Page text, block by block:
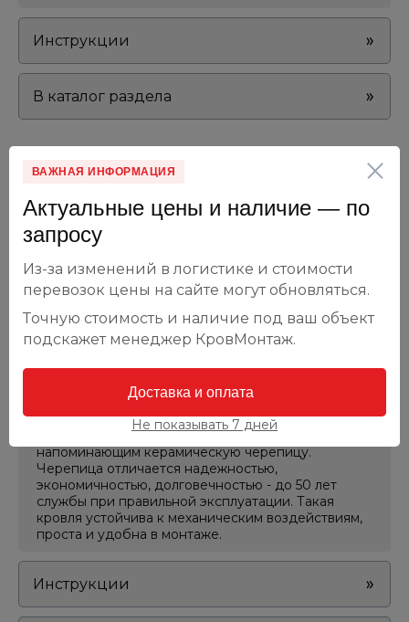
Инструкции
В каталог раздела
Композитная черепица
Композитная кровля подходит для зданий и
средиземноморских домов, для классической и
современной архитектуры. Благодаря
материалам, композитную черепицу нередко
называют «металлочерепица с каменной
крошкой». Кроме потрясающих показателей
износостойкости и долговечности, композитная
черепица обладает приятным внешним видом,
напоминающим керамическую черепицу.
Черепица отличается надежностью,
экономичностью, долговечностью - до 50 лет
службы при правильной эксплуатации. Такая
кровля устойчива к механическим воздействиям,
проста и удобна в монтаже.
Инструкции
ВАЖНАЯ ИНФОРМАЦИЯ
Актуальные цены и наличие — по
запросу
Из-за изменений в логистике и стоимости
перевозок цены на сайте могут обновляться.
Точную стоимость и наличие под ваш объект
подскажет менеджер КровМонтаж.
Доставка и оплата
Не показывать 7 дней